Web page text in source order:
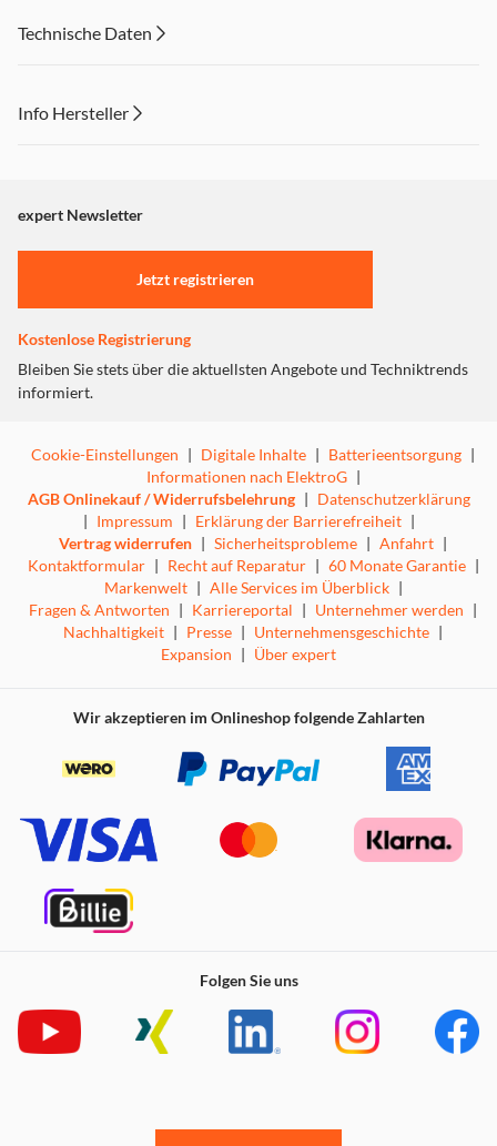
Technische Daten
Info Hersteller
"Marketing".
Einstellungen anpassen
expert Newsletter
Jetzt registrieren
Kostenlose Registrierung
Bleiben Sie stets über die aktuellsten Angebote und Techniktrends
informiert.
Cookie-Einstellungen | Digitale Inhalte | Batterieentsorgung |
Informationen nach ElektroG |
AGB Onlinekauf / Widerrufsbelehrung | Datenschutzerklärung
| Impressum | Erklärung der Barrierefreiheit |
Vertrag widerrufen | Sicherheitsprobleme | Anfahrt |
Kontaktformular | Recht auf Reparatur | 60 Monate Garantie |
Markenwelt | Alle Services im Überblick |
Fragen & Antworten | Karriereportal | Unternehmer werden |
Nachhaltigkeit | Presse | Unternehmensgeschichte |
Expansion | Über expert
Wir akzeptieren im Onlineshop folgende Zahlarten
Folgen Sie uns